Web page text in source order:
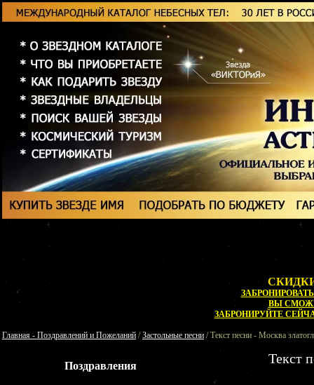
ВЫ
ЗАБРОНИРУЙТЕ
Главная - Поздравлений и Пожеланий /Застольные песни / Текст песни - Москва
Поздравления Текст